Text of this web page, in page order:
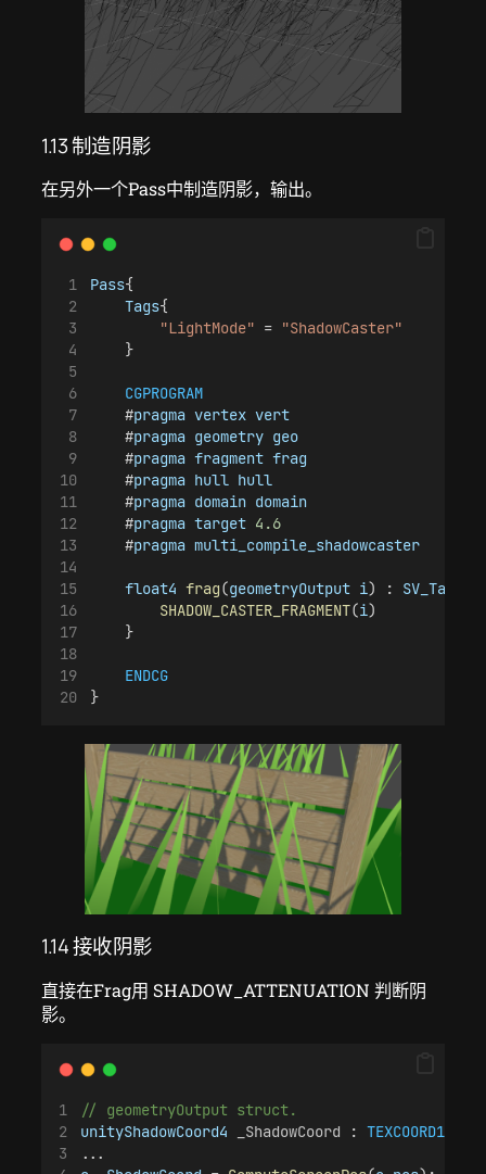
1.13 制造阴影
在另外一个Pass中制造阴影，输出。
Pass{
Tags{
"LightMode" = "ShadowCaster"
    }
CGPROGRAM
    #
pragma vertex vert
    #
pragma geometry geo
    #
pragma fragment frag
    #
pragma hull hull
    #
pragma domain domain
    #
pragma target 4.6
    #
pragma multi_compile_shadowcaster
float4 frag(geometryOutput i) : SV_Target
SHADOW_CASTER_FRAGMENT(i)
    }
ENDCG
}
1.14 接收阴影
直接在Frag用 SHADOW_ATTENUATION 判断阴
影。
// geometryOutput struct.
unityShadowCoord4
_ShadowCoord : TEXCOORD1
...